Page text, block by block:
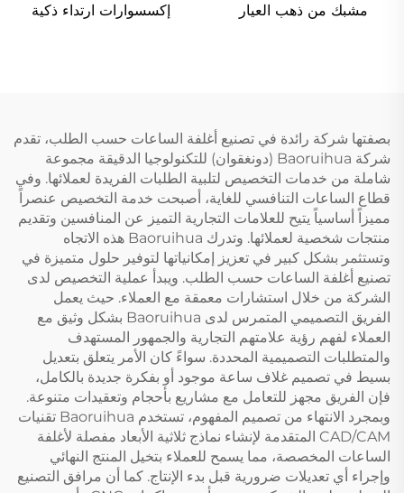
مشبك من ذهب العيار إكسسوارات ارتداء ذكية
بصفتها شركة رائدة في تصنيع أغلفة الساعات حسب الطلب، تقدم
شركة Baoruihua (دونغقوان) للتكنولوجيا الدقيقة مجموعة
شاملة من خدمات التخصيص لتلبية الطلبات الفريدة لعملائها. وفي
قطاع الساعات التنافسي للغاية، أصبحت خدمة التخصيص عنصراً
مميزاً أساسياً يتيح للعلامات التجارية التميز عن المنافسين وتقديم
منتجات شخصية لعملائها. وتدرك Baoruihua هذه الاتجاه
وتستثمر بشكل كبير في تعزيز إمكانياتها لتوفير حلول متميزة في
تصنيع أغلفة الساعات حسب الطلب. ويبدأ عملية التخصيص لدى
الشركة من خلال استشارات معمقة مع العملاء. حيث يعمل
الفريق التصميمي المتمرس لدى Baoruihua بشكل وثيق مع
العملاء لفهم رؤية علامتهم التجارية والجمهور المستهدف
والمتطلبات التصميمية المحددة. سواءً كان الأمر يتعلق بتعديل
بسيط في تصميم غلاف ساعة موجود أو بفكرة جديدة بالكامل،
فإن الفريق مجهز للتعامل مع مشاريع بأحجام وتعقيدات متنوعة.
وبمجرد الانتهاء من تصميم المفهوم، تستخدم Baoruihua تقنيات
CAD/CAM المتقدمة لإنشاء نماذج ثلاثية الأبعاد مفصلة لأغلفة
الساعات المخصصة، مما يسمح للعملاء بتخيل المنتج النهائي
وإجراء أي تعديلات ضرورية قبل بدء الإنتاج. كما أن مرافق التصنيع